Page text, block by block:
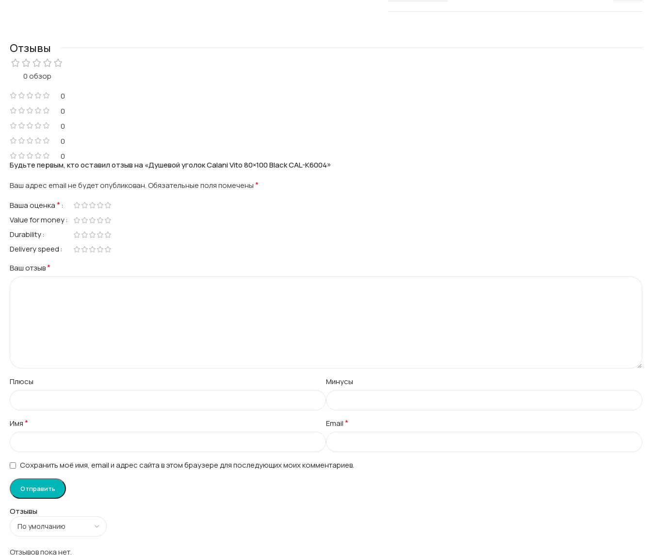
Отзывы
0 обзор
0
0
0
0
0
Отзывы
Отзывов пока нет.
Будьте первым, кто оставил отзыв на «Душевой уголок Calani Vito 80×100 Black CAL-K6004»
Ваш адрес email не будет опубликован.Обязательные поля помечены*
Ваша оценка*
Value for money
Durability
Delivery speed
Ваш отзыв*
Плюсы Минусы
Имя* Email*
Сохранить моё имя, email и адрес сайта в этом браузере для последующих моих комментариев.